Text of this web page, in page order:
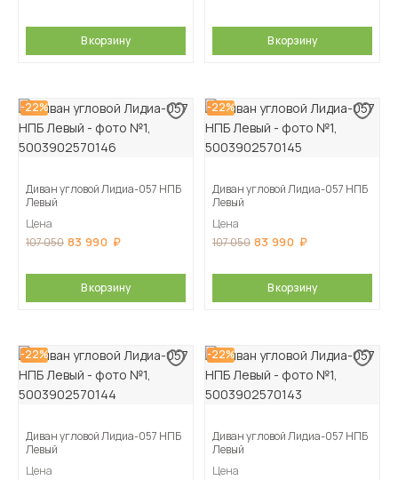
В корзину В корзину
-22%
Диван угловой Лидиа-057 НПБ
Левый
Цена
107 050 83 990
В корзину
-22%
Диван угловой Лидиа-057 НПБ
Левый
Цена
107 050 83 990
В корзину
-22%
Диван угловой Лидиа-057 НПБ
Левый
Цена
-22%
Диван угловой Лидиа-057 НПБ
Левый
Цена